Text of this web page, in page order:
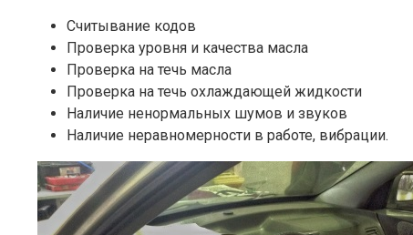
Считывание кодов
Проверка уровня и качества масла
Проверка на течь масла
Проверка на течь охлаждающей жидкости
Наличие ненормальных шумов и звуков
Наличие неравномерности в работе, вибрации.